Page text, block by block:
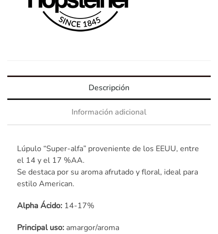
Descripción
Información adicional
Lúpulo “Super-alfa” proveniente de los EEUU, entre
el 14 y el 17 %AA.
Se destaca por su aroma afrutado y floral, ideal para
estilo American.
Alpha Ácido: 14-17%
Principal uso: amargor/aroma